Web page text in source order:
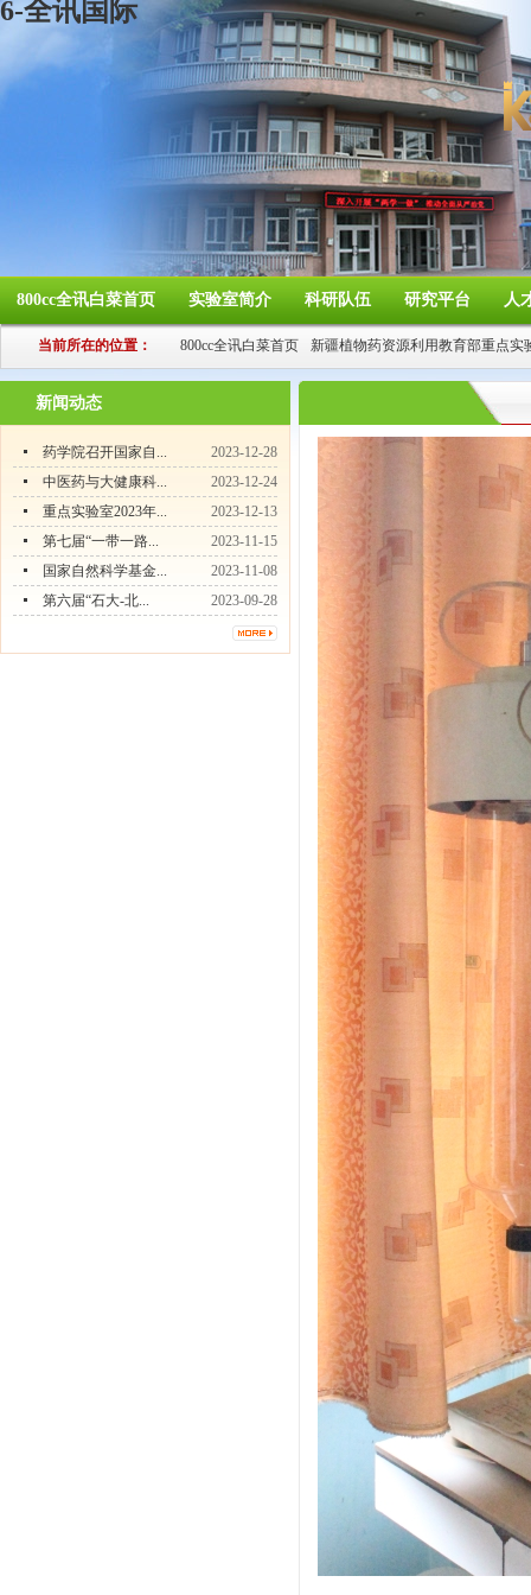
6-全讯国际
800cc全讯白菜首页 实验室简介 科研队伍 研究平台 人
当前所在的位置： 800cc全讯白菜首页 新疆植物药资源利用教育部重点实
新闻动态
药学院召开国家自...
2023-12-28
中医药与大健康科...
2023-12-24
重点实验室2023年...
2023-12-13
第七届“一带一路...
2023-11-15
国家自然科学基金...
2023-11-08
第六届“石大-北...
2023-09-28